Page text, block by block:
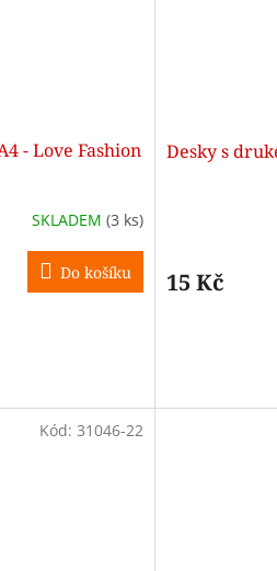
- Love Fashion
SKLADEM (3 ks)
Do košíku
Desky s
15 Kč
Kód: 31046-22